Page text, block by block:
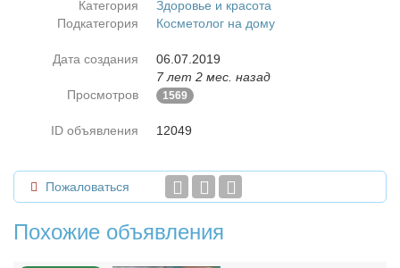
Категория
Здоровье и красота
Подкатегория
Косметолог на дому
Дата создания
06.07.2019
7 лет 2 мес. назад
Просмотров
1569
ID объявления 12049
Пожаловаться
Похожие объявления